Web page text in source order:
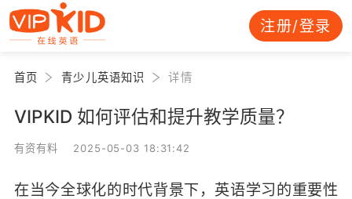
注册/登录
首页 青少儿英语知识 详情
VIPKID 如何评估和提升教学质量？
有资有料 2025-05-03 18:31:42
在当今全球化的时代背景下，英语学习的重要性